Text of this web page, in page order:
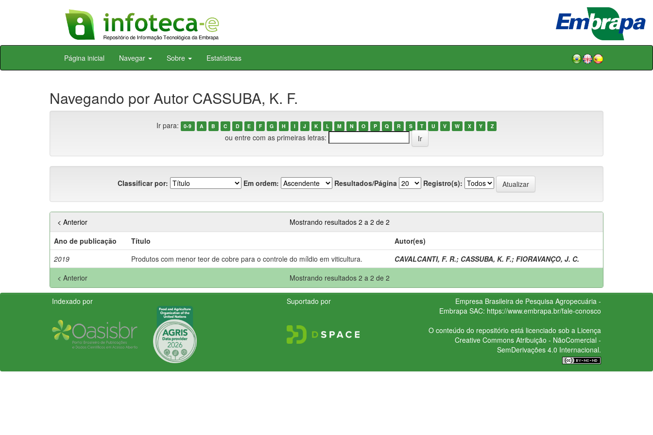
Skip
Página inicial Navegar Sobre Estatísticas
Navegando por Autor CASSUBA, K. F.
Ir para: 0-9 A B C D E F G H I J K L M N O P Q R S T U V W X Y Z
ou entre com as primeiras letras:
Classificar por: Em ordem: Resultados/Página Registro(s):
Mostrando resultados 2 a 2 de 2
< Anterior
Ano de publicação
Título
Autor(es)
2019
Produtos com menor teor de cobre para o controle do míldio em viticultura. CAVALCANTI, F. R.; CASSUBA, K. F.; FIORAVANÇO, J. C.
Mostrando resultados 2 a 2 de 2
< Anterior
Indexado por Suportado por
Empresa Brasileira de Pesquisa Agropecuária -
Embrapa SAC: https://www.embrapa.br/fale-conosco
O conteúdo do repositório está licenciado sob a Licença
Creative CommonsAtribuição - NãoComercial -
SemDerivações 4.0 Internacional.